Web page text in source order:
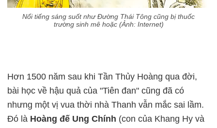
Nổi tiếng sáng suốt như Đường Thái Tông cũng bị thuốc
trường sinh mê hoặc (Ảnh: Internet)
Hơn 1500 năm sau khi Tần Thủy Hoàng qua đời,
bài học về hậu quả của "Tiên đan" cũng đã có
nhưng một vị vua thời nhà Thanh vẫn mắc sai lầm.
Đó là Hoàng đế Ung Chính (con của Khang Hy và